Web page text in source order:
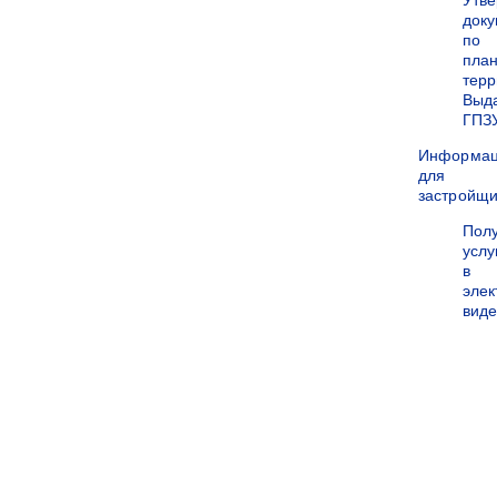
по
для
в
виде